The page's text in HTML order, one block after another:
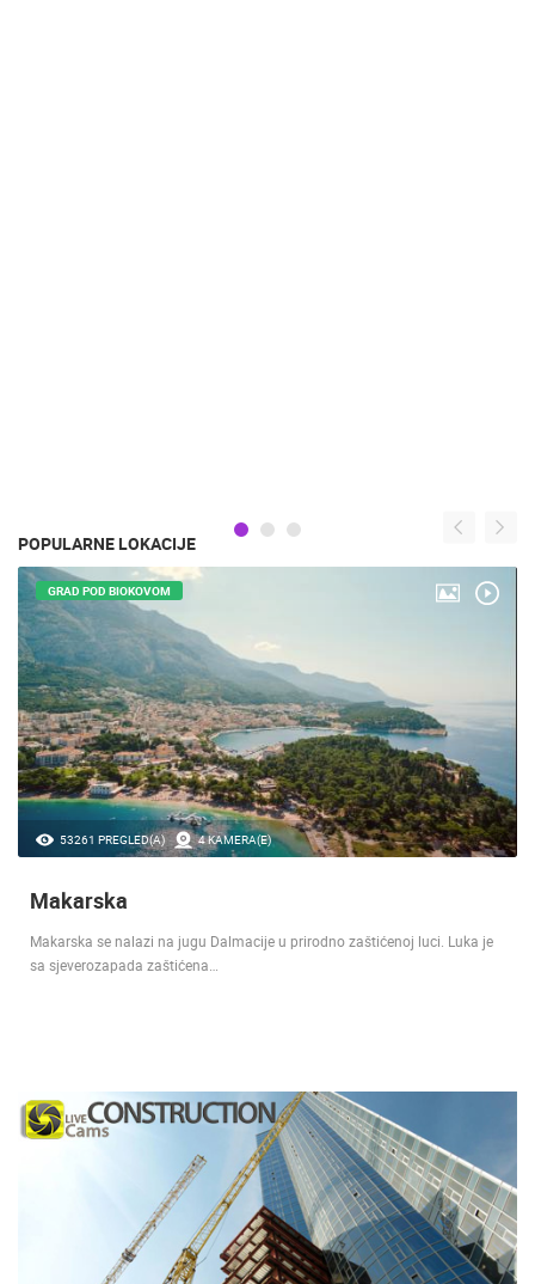
POPULARNE LOKACIJE
53261 PREGLED(A) 4 KAMERA(E)
GRAD POD BIOKOVOM
Makarska
Makarska se nalazi na jugu Dalmacije u prirodno zaštićenoj luci. Luka je
sa sjeverozapada zaštićena…